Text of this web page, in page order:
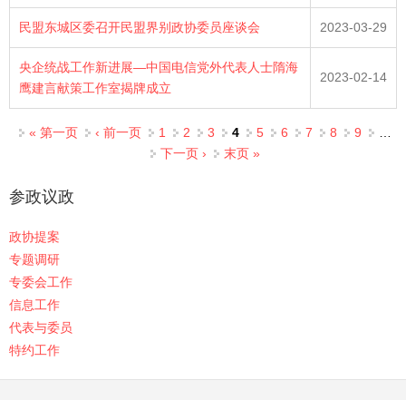
民盟东城区委召开民盟界别政协委员座谈会 2023-03-29
央企统战工作新进展—中国电信党外代表人士隋海
鹰建言献策工作室揭牌成立
2023-02-14
页面« 第一页 ‹ 前一页 1 2 3 4 5 6 7 8 9
下一页 ›
末页 »
参政议政
政协提案
专题调研
专委会工作
信息工作
代表与委员
特约工作